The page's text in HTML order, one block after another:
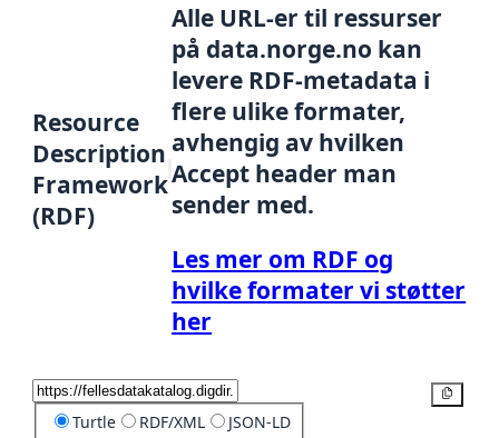
Resource
Description
Framework
(RDF)
Alle URL-er til ressurser
på data.norge.no kan
levere RDF-metadata i
flere ulike formater,
avhengig av hvilken
Accept header man
sender med.
Les mer om RDF og
hvilke formater vi støtter
her
Turtle RDF/XML JSON-LD